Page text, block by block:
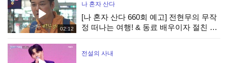
02:12
나 혼자 산다
[나 혼자 산다 660회 예고] 전현무의 무작
정 떠나는 여행! & 동료 배우이자 절친 현
전설의 사내